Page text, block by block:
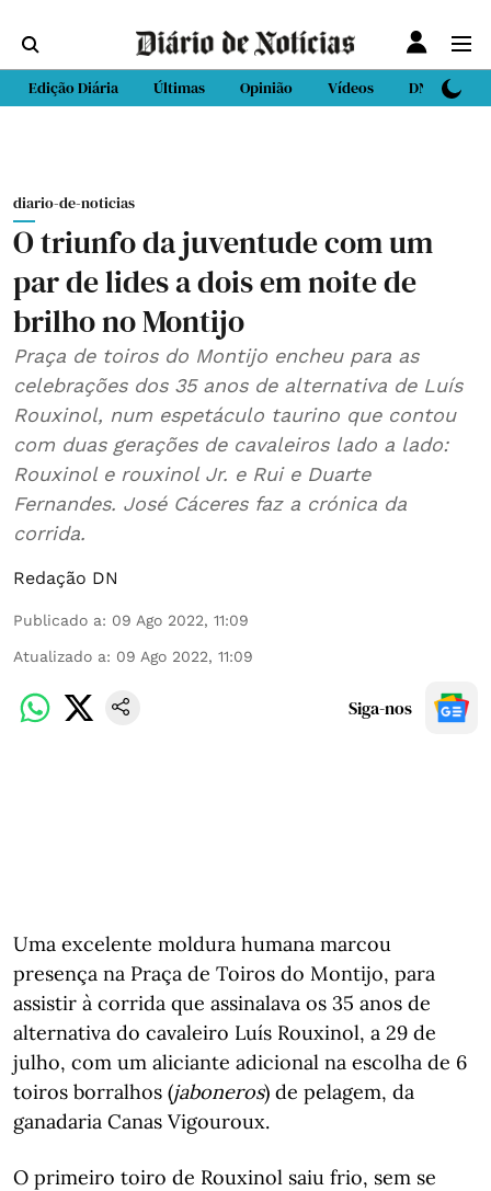
Edição Diária Últimas Opinião Vídeos DN Sport
diario-de-noticias
O triunfo da juventude com um
par de lides a dois em noite de
brilho no Montijo
Praça de toiros do Montijo encheu para as
celebrações dos 35 anos de alternativa de Luís
Rouxinol, num espetáculo taurino que contou
com duas gerações de cavaleiros lado a lado:
Rouxinol e rouxinol Jr. e Rui e Duarte
Fernandes. José Cáceres faz a crónica da
corrida.
Redação DN
Publicado a: 09 Ago 2022, 11:09
Atualizado a: 09 Ago 2022, 11:09
Siga-nos
Uma excelente moldura humana marcou
presença na Praça de Toiros do Montijo, para
assistir à corrida que assinalava os 35 anos de
alternativa do cavaleiro Luís Rouxinol, a 29 de
julho, com um aliciante adicional na escolha de 6
toiros borralhos (jaboneros) de pelagem, da
ganadaria Canas Vigouroux.
O primeiro toiro de Rouxinol saiu frio, sem se